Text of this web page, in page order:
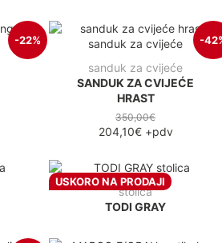
-22% -
sanduk za cvijeće
SANDUK ZA CVIJEĆE
HRAST
350,00€
204,10€+pdv
USKORO NA PRODAJI
stolica
TODI GRAY